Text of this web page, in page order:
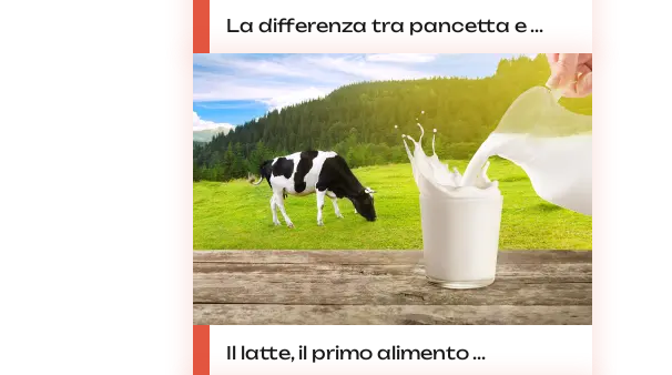
La differenza tra pancetta e ...
Il latte, il primo alimento ...